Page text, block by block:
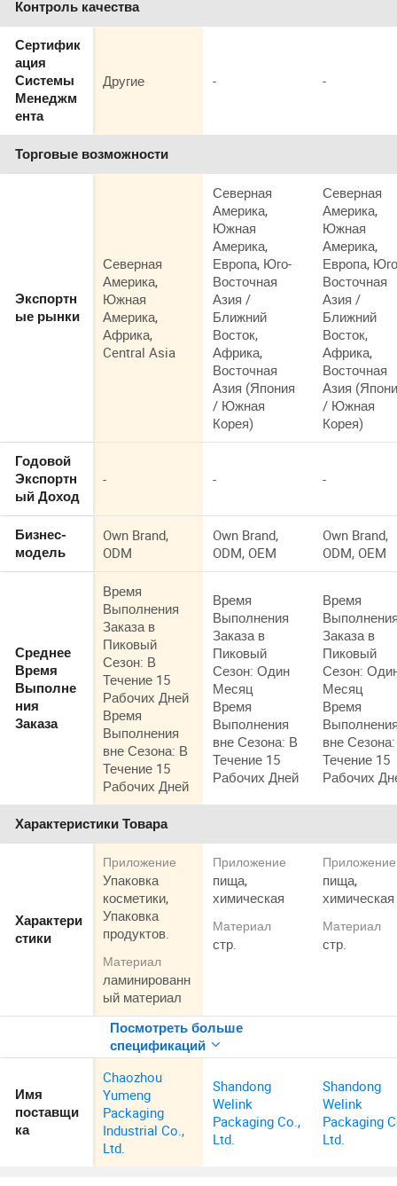
Контроль качества
Сертифик
ация
Системы
Менеджм
ента
Другие - -
Торговые возможности
Экспортн
ые рынки
Северная
Америка,
Южная
Америка,
Африка,
Central Asia
Северная
Америка,
Южная
Америка,
Европа, Юго-
Восточная
Азия /
Ближний
Восток,
Африка,
Восточная
Азия (Япония
/ Южная
Корея)
Северная
Америка,
Южная
Америка,
Европа,
Восточная
Азия /
Ближний
Восток,
Африка,
Восточная
Азия
/ Южная
Корея)
Годовой
Экспортн
ый Доход
- - -
Бизнес-
модель
Own Brand,
ODM
Own Brand,
ODM, OEM
Own Brand,
ODM, OEM
Среднее
Время
Выполне
ния
Заказа
Время
Выполнения
Заказа в
Пиковый
Сезон: В
Течение 15
Рабочих Дней
Время
Выполнения
вне Сезона: В
Течение 15
Рабочих Дней
Время
Выполнения
Заказа в
Пиковый
Сезон: Один
Месяц
Время
Выполнения
вне Сезона: В
Течение 15
Рабочих Дней
Время
Заказа в
Пиковый
Сезон:
Месяц
Время
вне
Течение 15
Рабочих
Характеристики Товара
Характери
стики
Приложение
Упаковка
косметики,
Упаковка
продуктов.
Материал
ламинированн
ый материал
Приложение
пища,
химическая
Материал
стр.
Приложение
пища,
химическая
Материал
стр.
Посмотреть больше
спецификаций
Имя
поставщи
ка
Chaozhou
Yumeng
Packaging
Industrial Co.,
Ltd.
Shandong
Welink
Packaging Co.,
Ltd.
Shandong
Welink
Packaging
Ltd.